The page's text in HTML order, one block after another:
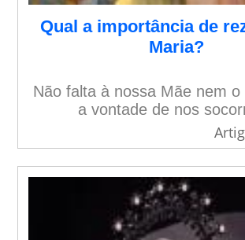
Qual a importância de
Maria?
Não falta à nossa Mãe nem o
a vontade de nos